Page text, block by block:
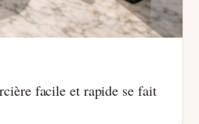
facile et rapide se fait